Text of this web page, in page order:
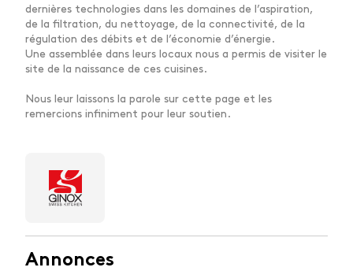
dernières technologies dans les domaines de l’aspiration,
de la filtration, du nettoyage, de la connectivité, de la
régulation des débits et de l’économie d’énergie.
Une assemblée dans leurs locaux nous a permis de visiter le
site de la naissance de ces cuisines.
Nous leur laissons la parole sur cette page et les
remercions infiniment pour leur soutien.
Annonces